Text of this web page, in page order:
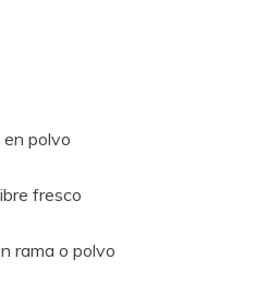
en polvo
fresco
rama o polvo